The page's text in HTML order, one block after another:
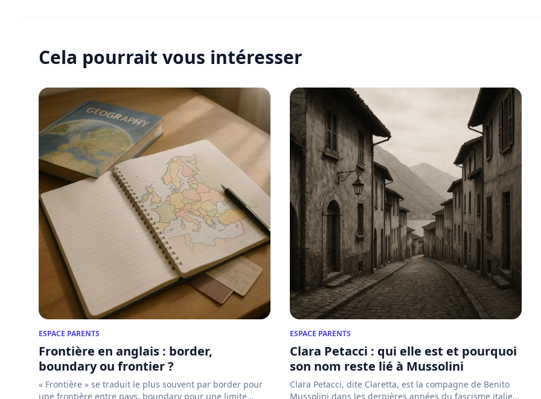
Cela pourrait vous intéresser
ESPACE PARENTS
Frontière en anglais : border,
boundary ou frontier ?
« Frontière » se traduit le plus souvent par border pour
une frontière entre pays, boundary pour une limite
ESPACE PARENTS
Clara Petacci : qui elle est et pourquoi
son nom reste lié à Mussolini
Clara Petacci, dite Claretta, est la compagne de Benito
Mussolini dans les dernières années du fascisme italien.